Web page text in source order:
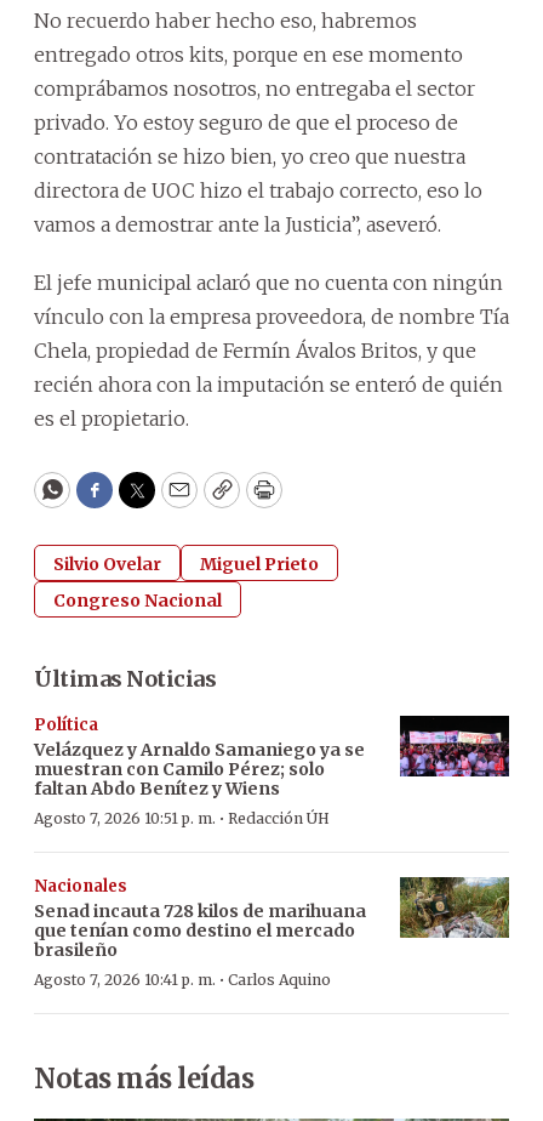
No recuerdo haber hecho eso, habremos
entregado otros kits, porque en ese momento
comprábamos nosotros, no entregaba el sector
privado. Yo estoy seguro de que el proceso de
contratación se hizo bien, yo creo que nuestra
directora de UOC hizo el trabajo correcto, eso lo
vamos a demostrar ante la Justicia”, aseveró.
El jefe municipal aclaró que no cuenta con ningún
vínculo con la empresa proveedora, de nombre Tía
Chela, propiedad de Fermín Ávalos Britos, y que
recién ahora con la imputación se enteró de quién
es el propietario.
WhatsApp
Facebook
Twitter
EmailCopyPrint
Silvio Ovelar
Miguel Prieto
Congreso Nacional
Últimas Noticias
Política
Velázquez y Arnaldo Samaniego ya se
muestran con Camilo Pérez; solo
faltan Abdo Benítez y Wiens
Agosto 7, 2026 10:51 p. m. · Redacción ÚH
Nacionales
Senad incauta 728 kilos de marihuana
que tenían como destino el mercado
brasileño
Agosto 7, 2026 10:41 p. m. · Carlos Aquino
Notas más leídas